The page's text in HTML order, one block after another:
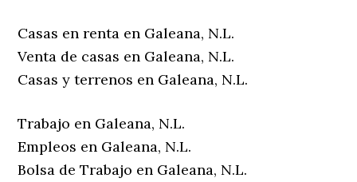
Casas en renta en Galeana, N.L.
Venta de casas en Galeana, N.L.
Casas y terrenos en Galeana, N.L.
Trabajo en Galeana, N.L.
Empleos en Galeana, N.L.
Bolsa de Trabajo en Galeana, N.L.